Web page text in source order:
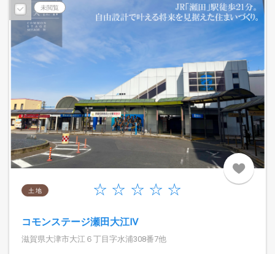
未閲覧
土 地
コモンステージ瀬田大江Ⅳ
滋賀県大津市大江６丁目字水浦308番7他